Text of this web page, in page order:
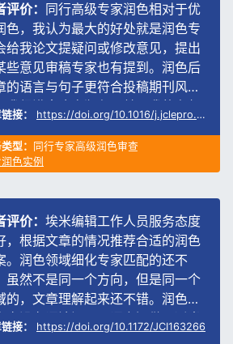
作者评价：通过埃米编辑组织的SCI
作课程认识这家公司，在课堂上受
浅。经过详细了解，我选择了同行
润色审查服务，修改意见针对语言
学逻辑都给出了建设性意见，之后
快就投稿了，目前已顺利接收。非
谢埃米编辑的认真负责。
文章链接： https://www.sciencedirect.com/science/article/abs/pii/
服务类型：同行专家高级润色审查
查看润色实例
作者评价：编辑不仅针对语言的润
而且对稿件内容提出了不少建设性意
见，稿件的语言和内容均有较大的提
升，对稿件的录用极有帮助。交稿
是十个工作日，本人对本次服务比
意。
文章链接： https://www.sciencedirect.com/science/article/pii/